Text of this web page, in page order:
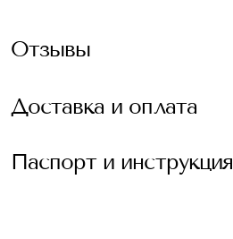
Отзывы
Доставка и оплата
Паспорт и инструкция